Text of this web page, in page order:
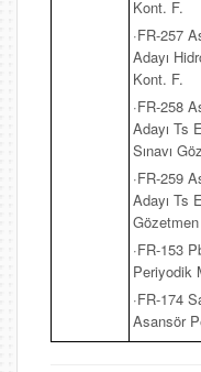
Kont. F.
·FR-257
Adayı
Kont. F.
·FR-258
Adayı Ts
Sınavı
·FR-259
Adayı Ts
·FR-153
Periyodik
·FR-174
Asansör